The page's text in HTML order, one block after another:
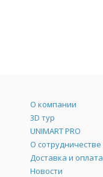
Меню
О компании
3D тур
UNIMART PRO
О сотрудничестве
Доставка и оплата
Новости